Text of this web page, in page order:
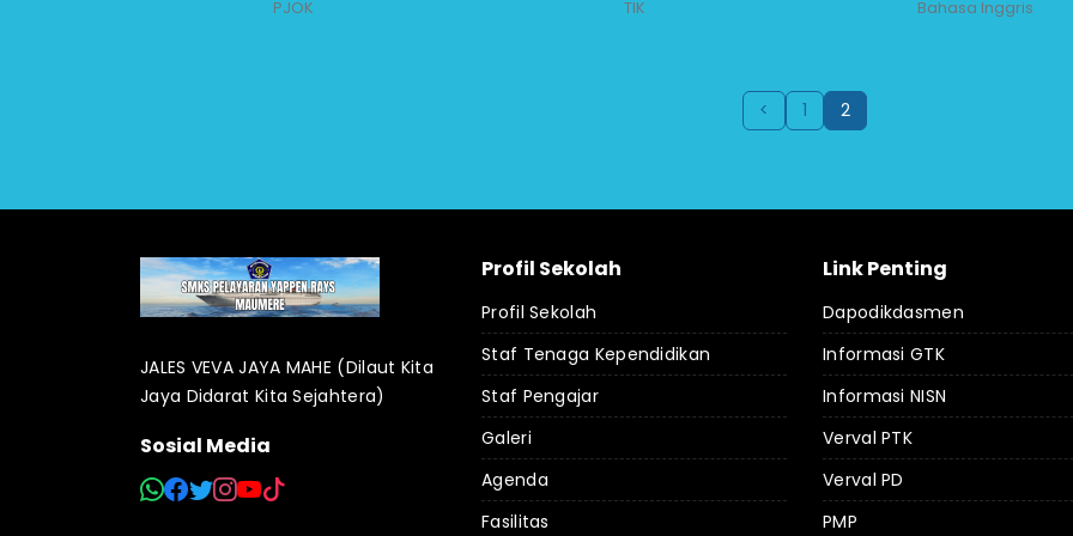
PJOK TIK Bahasa Inggris
< 1 2
JALES VEVA JAYA MAHE (Dilaut Kita
Jaya Didarat Kita Sejahtera)
Sosial Media
Profil Sekolah
Profil Sekolah
Staf Tenaga Kependidikan
Staf Pengajar
Galeri
Agenda
Fasilitas
Link Penting
Dapodikdasmen
Informasi GTK
Informasi NISN
Verval PTK
Verval PD
PMP